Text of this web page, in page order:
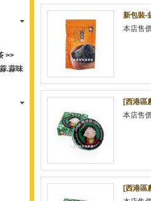
>>
.蒜味
新包裝-
本店售
[西港區
本店售
[西港區